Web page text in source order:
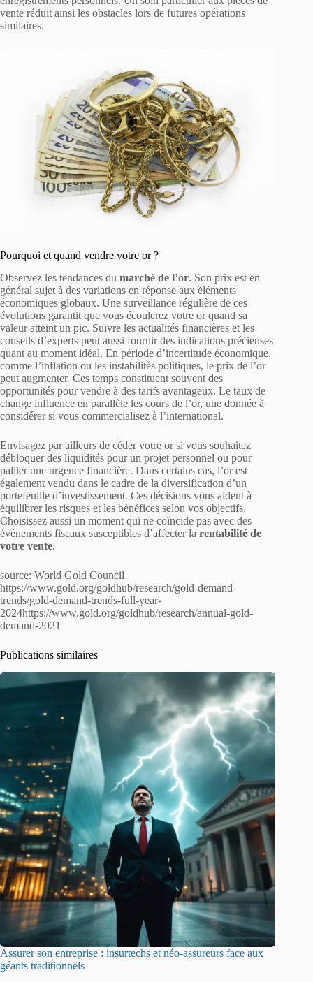
vente réduit ainsi les obstacles lors de futures opérations
similaires.
Pourquoi et quand vendre votre or ?
Observez les tendances du marché de l’or. Son prix est en
général sujet à des variations en réponse aux éléments
économiques globaux. Une surveillance régulière de ces
évolutions garantit que vous écoulerez votre or quand sa
valeur atteint un pic. Suivre les actualités financières et les
conseils d’experts peut aussi fournir des indications précieuses
quant au moment idéal. En période d’incertitude économique,
comme l’inflation ou les instabilités politiques, le prix de l’or
peut augmenter. Ces temps constituent souvent des
opportunités pour vendre à des tarifs avantageux. Le taux de
change influence en parallèle les cours de l’or, une donnée à
considérer si vous commercialisez à l’international.
Envisagez par ailleurs de céder votre or si vous souhaitez
débloquer des liquidités pour un projet personnel ou pour
pallier une urgence financière. Dans certains cas, l’or est
également vendu dans le cadre de la diversification d’un
portefeuille d’investissement. Ces décisions vous aident à
équilibrer les risques et les bénéfices selon vos objectifs.
Choisissez aussi un moment qui ne coïncide pas avec des
événements fiscaux susceptibles d’affecter la rentabilité de
votre vente.
source: World Gold Council
https://www.gold.org/goldhub/research/gold-demand-
trends/gold-demand-trends-full-year-
2024https://www.gold.org/goldhub/research/annual-gold-
demand-2021
Publications similaires
Assurer son entreprise : insurtechs et néo-assureurs face aux
géants traditionnels